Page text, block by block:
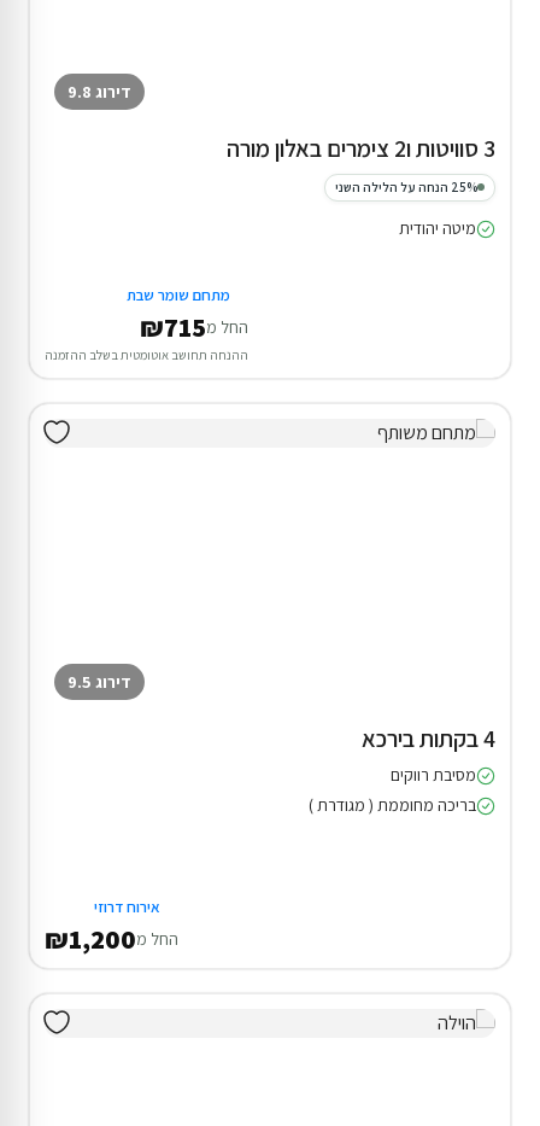
דירוג 9.8
3 סוויטות ו2 צימרים באלון מורה
25% הנחה על הלילה השני
מיטה יהודית
מתחם שומר שבת
החל מ₪715
ההנחה תחושב אוטומטית בשלב ההזמנה
דירוג 9.5
4 בקתות בירכא
מסיבת רווקים
בריכה מחוממת ( מגודרת )
אירוח דרוזי
החל מ₪1,200